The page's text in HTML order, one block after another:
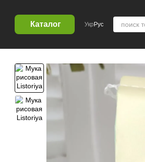
Каталог Укр Рус